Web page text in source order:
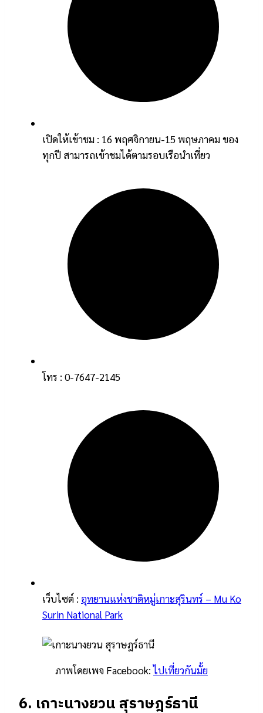
เปิดให้เข้าชม : 16 พฤศจิกายน-15 พฤษภาคม ของ
ทุกปี สามารถเข้าชมได้ตามรอบเรือนำเที่ยว
โทร : 0-7647-2145
เว็บไซต์ : อุทยานแห่งชาติหมู่เกาะสุรินทร์ – Mu Ko
Surin National Park
ภาพโดยเพจ Facebook:ไปเที่ยวกันมั้ย
6. เกาะนางยวน สุราษฎร์ธานี